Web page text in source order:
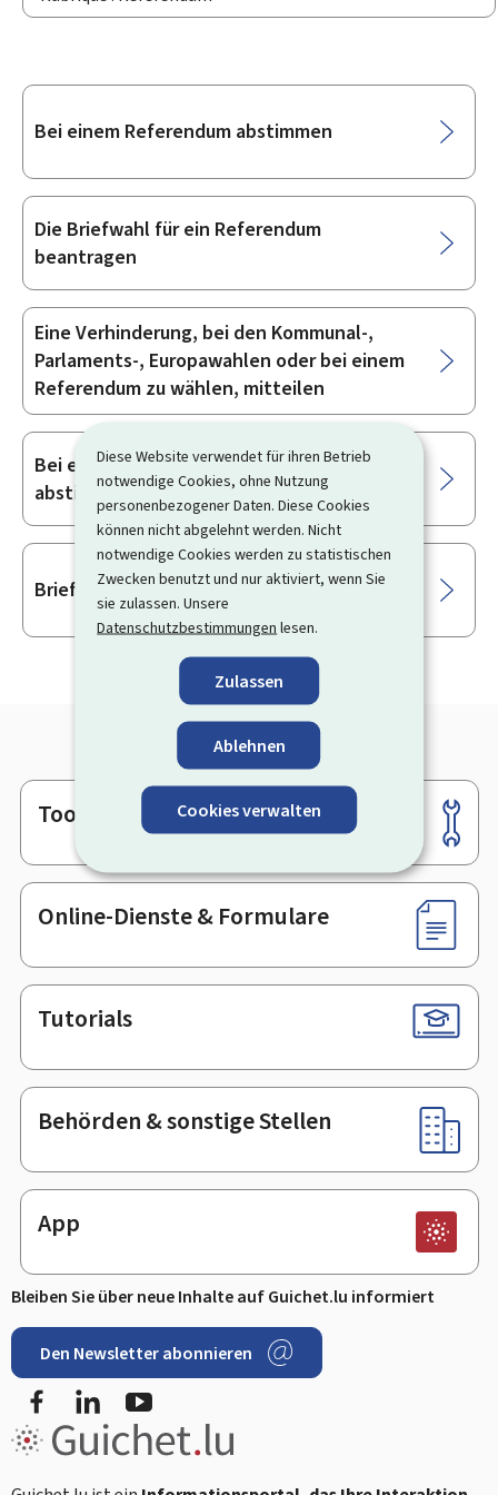
Diese Website verwendet für ihren Betrieb
notwendige Cookies, ohne Nutzung
personenbezogener Daten. Diese Cookies
können nicht abgelehnt werden. Nicht
notwendige Cookies werden zu statistischen
Zwecken benutzt und nur aktiviert, wenn Sie
sie zulassen. Unsere
Datenschutzbestimmungen lesen.
Zulassen
Ablehnen
Cookies verwalten
Unterrubriken
Bei einem Referendum abstimmen
Die Briefwahl für ein Referendum
beantragen
Eine Verhinderung, bei den Kommunal-,
Parlaments-, Europawahlen oder bei einem
Referendum zu wählen, mitteilen
Bei einem kommunalen Referendum
abstimmen
Briefwahl für ein kommunales Referendum
Footer
Tools
Online-Dienste & Formulare
Tutorials
Behörden & sonstige Stellen
App
Bleiben Sie über neue Inhalte auf Guichet.lu informiert
Den Newsletter abonnieren
FacebookLinkedIn